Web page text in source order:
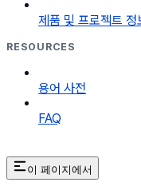
제품 및 프로젝트 정
RESOURCES
용어 사전
FAQ
이 페이지에서